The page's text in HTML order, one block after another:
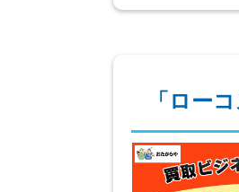
「ロー